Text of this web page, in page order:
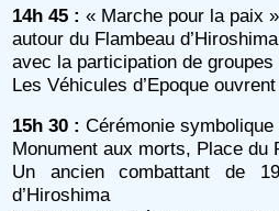
14h 45 : « Marche pour la paix »
autour du Flambeau d’Hiroshima
avec la participation de
Les Véhicules d’Epoque
15h 30 : Cérémonie symbolique
Monument aux morts, Place du
Un ancien combattant de
d’Hiroshima